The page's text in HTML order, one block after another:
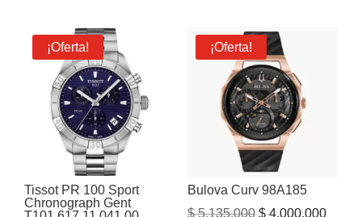
era:
$ 1.515.000.
¡Oferta!
Tissot PR 100 Sport
Chronograph Gent
¡Oferta!
Bulova Curv 98A185
$5.135.000 El
$4.000.000El